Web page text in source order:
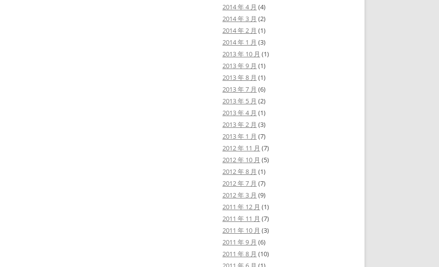
2014 年 4 月 (4)
2014 年 3 月 (2)
2014 年 2 月 (1)
2014 年 1 月 (3)
2013 年 10 月 (1)
2013 年 9 月 (1)
2013 年 8 月 (1)
2013 年 7 月 (6)
2013 年 5 月 (2)
2013 年 4 月 (1)
2013 年 2 月 (3)
2013 年 1 月 (7)
2012 年 11 月 (7)
2012 年 10 月 (5)
2012 年 8 月 (1)
2012 年 7 月 (7)
2012 年 3 月 (9)
2011 年 12 月 (1)
2011 年 11 月 (7)
2011 年 10 月 (3)
2011 年 9 月 (6)
2011 年 8 月 (10)